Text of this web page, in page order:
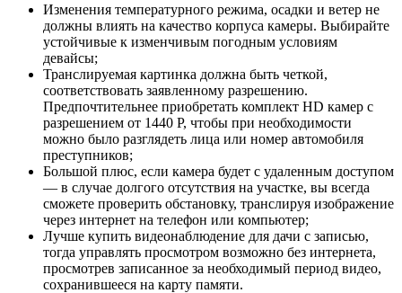
Изменения температурного режима, осадки и ветер не
должны влиять на качество корпуса камеры. Выбирайте
устойчивые к изменчивым погодным условиям
девайсы;
Транслируемая картинка должна быть четкой,
соответствовать заявленному разрешению.
Предпочтительнее приобретать комплект HD камер c
разрешением от 1440 Р, чтобы при необходимости
можно было разглядеть лица или номер автомобиля
преступников;
Большой плюс, если камера будет с удаленным доступом
— в случае долгого отсутствия на участке, вы всегда
сможете проверить обстановку, транслируя изображение
через интернет на телефон или компьютер;
Лучше купить видеонаблюдение для дачи с записью,
тогда управлять просмотром возможно без интернета,
просмотрев записанное за необходимый период видео,
сохранившееся на карту памяти.